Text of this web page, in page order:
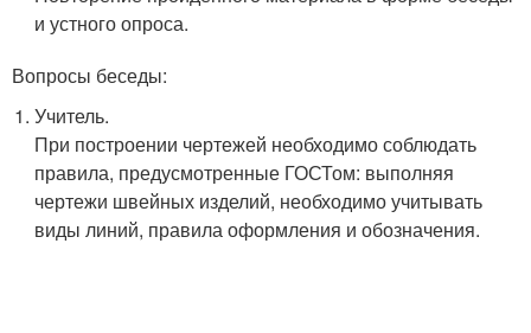
и устного опроса.
Вопросы беседы:
Учитель.
При построении чертежей необходимо соблюдать
правила, предусмотренные ГОСТом: выполняя
чертежи швейных изделий, необходимо учитывать
виды линий, правила оформления и обозначения.